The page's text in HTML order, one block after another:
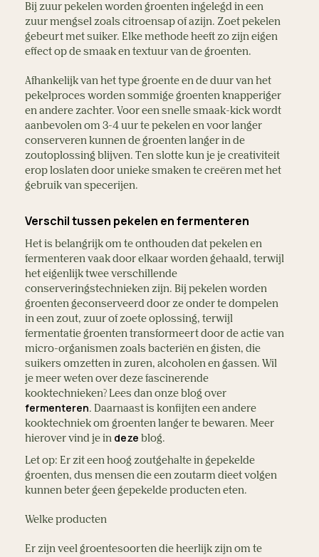
Bij zuur pekelen worden groenten ingelegd in een
zuur mengsel zoals citroensap of azijn. Zoet pekelen
gebeurt met suiker. Elke methode heeft zo zijn eigen
effect op de smaak en textuur van de groenten.
Afhankelijk van het type groente en de duur van het
pekelproces worden sommige groenten knapperiger
en andere zachter. Voor een snelle smaak-kick wordt
aanbevolen om 3-4 uur te pekelen en voor langer
conserveren kunnen de groenten langer in de
zoutoplossing blijven. Ten slotte kun je je creativiteit
erop loslaten door unieke smaken te creëren met het
gebruik van specerijen.
Verschil tussen pekelen en fermenteren
Het is belangrijk om te onthouden dat pekelen en
fermenteren vaak door elkaar worden gehaald, terwijl
het eigenlijk twee verschillende
conserveringstechnieken zijn. Bij pekelen worden
groenten geconserveerd door ze onder te dompelen
in een zout, zuur of zoete oplossing, terwijl
fermentatie groenten transformeert door de actie van
micro-organismen zoals bacteriën en gisten, die
suikers omzetten in zuren, alcoholen en gassen. Wil
je meer weten over deze fascinerende
fermenteren.
Daarnaast is konfijten een andere
kooktechniek om groenten langer te bewaren. Meer
hierover vind je in deze blog.
Let op: Er zit een hoog zoutgehalte in gepekelde
groenten, dus mensen die een zoutarm dieet volgen
kunnen beter geen gepekelde producten eten.
Welke producten
Er zijn veel groentesoorten die heerlijk zijn om te